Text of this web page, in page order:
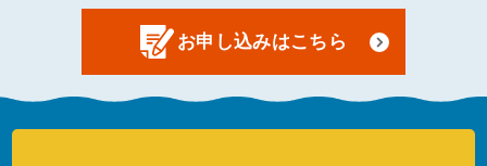
お申し込みはこちら